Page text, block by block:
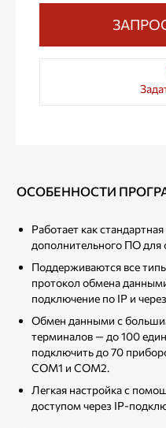
ОСОБЕННОСТИ
Работает как
дополнительного ПО для
Поддерживаются все
протокол обмена
подключение по IP и
Обмен данными с
терминалов — до 100
подключить до 70
COM1 и COM2.
Легкая настройка с
доступом через IP-